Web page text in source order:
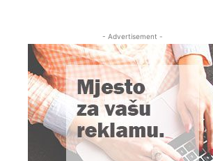
- Advertisement -